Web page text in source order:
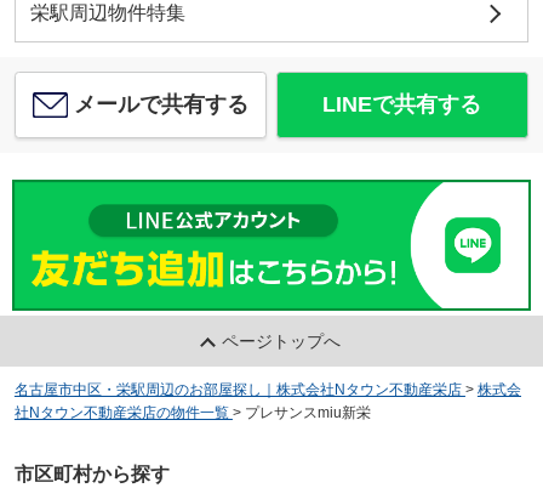
栄駅周辺物件特集
メールで共有する LINEで共有する
ページトップへ
名古屋市中区・栄駅周辺のお部屋探し｜株式会社Nタウン不動産栄店 > 株式会
社Nタウン不動産栄店の物件一覧 > プレサンスmiu新栄
市区町村から探す